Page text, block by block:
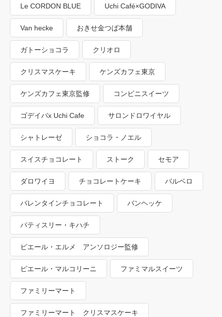
Le CORDON BLUE Uchi Café×GODIVA
Van hecke おきせ金つば本舗
ガトーショコラ クリオロ
クリスマスケーキ ケンズカフェ東京
ケンズカフェ東京監修 コンビニスイーツ
ゴデイバx Uchi Cafe サロンドロワイヤル
シャトレーゼ ショコラ・ノエル
スイスチョコレート ストーク セモア
ダロワイヨ チョコレートケーキ バルベロ
バレンタインチョコレート バンヘッケ
パティスリー・キハチ
ピエール・エルメ アンソロジー監修
ピエール・マルコリーニ ファミマルスイーツ
ファミリーマート
ファミリーマート クリスマスケーキ